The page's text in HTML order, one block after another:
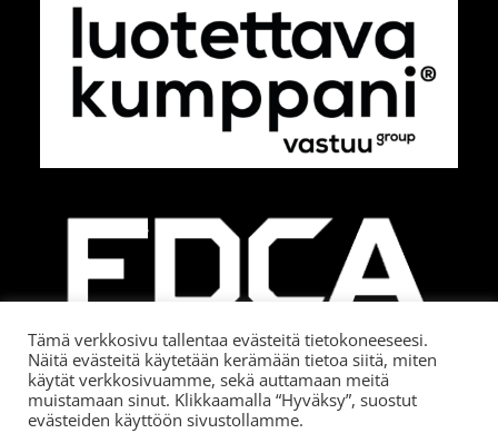
Tämä verkkosivu tallentaa evästeitä tietokoneeseesi.
Näitä evästeitä käytetään kerämään tietoa siitä, miten
käytät verkkosivuamme, sekä auttamaan meitä
muistamaan sinut. Klikkaamalla “Hyväksy”, suostut
evästeiden käyttöön sivustollamme.